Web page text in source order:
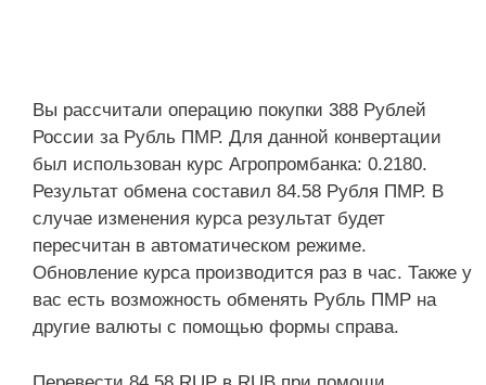
Вы рассчитали операцию покупки 388 Рублей
России за Рубль ПМР. Для данной конвертации
был использован курс Агропромбанка: 0.2180.
Результат обмена составил 84.58 Рубля ПМР. В
случае изменения курса результат будет
пересчитан в автоматическом режиме.
Обновление курса производится раз в час. Также у
вас есть возможность обменять Рубль ПМР на
другие валюты с помощью формы справа.